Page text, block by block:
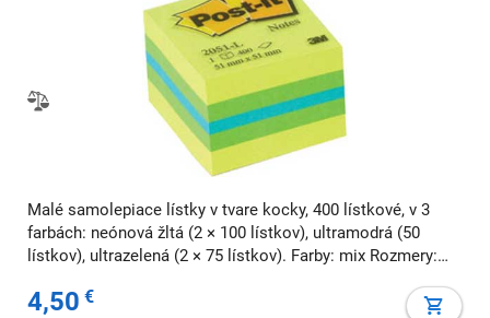
Malé samolepiace lístky v tvare kocky, 400 lístkové, v 3
farbách: neónová žltá (2 × 100 lístkov), ultramodrá (50
lístkov), ultrazelená (2 × 75 lístkov). Farby: mix Rozmery:
4,50 €